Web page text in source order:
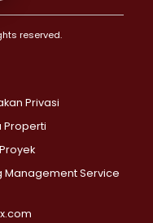
>
reserved.
Privasi
Properti
Management Service